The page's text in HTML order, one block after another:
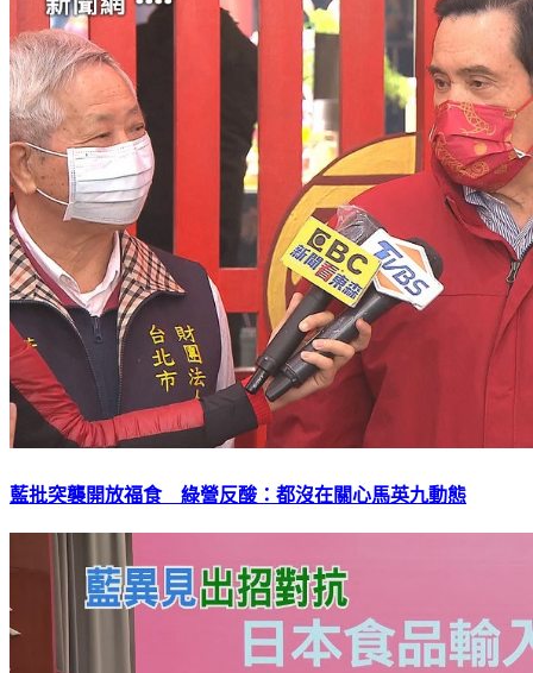
藍批突襲開放福食 綠營反酸：都沒在關心馬英九動態